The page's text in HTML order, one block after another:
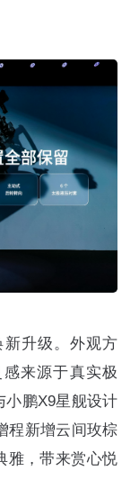
升级。外观方
来源于真实极
小鹏X9星舰设计
程新增云间玫棕
雅，带来赏心悦